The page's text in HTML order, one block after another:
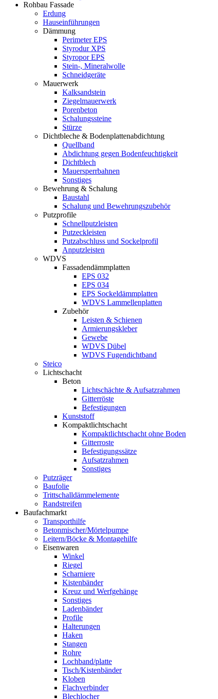
Rohbau Fassade
Erdung
Hauseinführungen
Dämmung
Perimeter EPS
Styrodur XPS
Styropor EPS
Stein-, Mineralwolle
Schneidgeräte
Mauerwerk
Kalksandstein
Ziegelmauerwerk
Porenbeton
Schalungssteine
Stürze
Dichtbleche & Bodenplattenabdichtung
Quellband
Abdichtung gegen Bodenfeuchtigkeit
Dichtblech
Mauersperrbahnen
Sonstiges
Bewehrung & Schalung
Baustahl
Schalung und Bewehrungszubehör
Putzprofile
Schnellputzleisten
Putzeckleisten
Putzabschluss und Sockelprofil
Anputzleisten
WDVS
Fassadendämmplatten
EPS 032
EPS 034
EPS Sockeldämmplatten
WDVS Lammellenplatten
Zubehör
Leisten & Schienen
Armierungskleber
Gewebe
WDVS Dübel
WDVS Fugendichtband
Steico
Lichtschacht
Beton
Lichtschächte & Aufsatzrahmen
Gitterröste
Befestigungen
Kunststoff
Kompaktlichtschacht
Kompaktlichtschacht ohne Boden
Gitterroste
Befestigungssätze
Aufsatzrahmen
Sonstiges
Putzräger
Baufolie
Trittschalldämmelemente
Randstreifen
Baufachmarkt
Transporthilfe
Betonmischer/Mörtelpumpe
Leitern/Böcke & Montagehilfe
Eisenwaren
Winkel
Riegel
Scharniere
Kistenbänder
Kreuz und Werfgehänge
Sonstiges
Ladenbänder
Profile
Halterungen
Haken
Stangen
Rohre
Lochband/platte
Tisch/Kistenbänder
Kloben
Flachverbinder
Blechlocher